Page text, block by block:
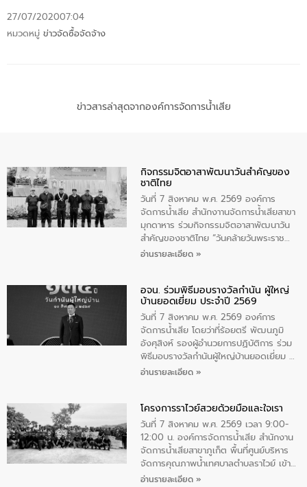
27/07/202007:04
หมวดหมู่ ข่าวจัดซื้อจัดจ้าง
ข่าวสารล่าสุดจากองค์การจัดการน้ำเสีย
กิจกรรมจิตอาสาพัฒนาวันสําคัญของ
ชาติไทย
วันที่ 7 สิงหาคม พ.ศ. 2569 องค์การ
จัดการน้ำเสีย สำนักงาานจัดการน้ำเสียสาขา
มุกดาหาร ร่วมกิจกรรมจิตอาสาพัฒนาวัน
สําคัญของชาติไทย “วันคล้ายวันพระราช
สมภพ สมเด็จพระนางเจ้าสิริกิติ์พระบรม
ทิพย์คำ รองผู้ว่าราชการจังหวัดมุกดาหาร
เป็นประธานในพิธี ณ เรือนจําชั่วคราวนาโสก
ตําบลนาโสก อําเภอเมืองมุกดาหาร จังหวัด
มุกดาหาร โดยในกิจกรรมได้ร่วมปลูกป่า และ
ทําความสะอาดภายในบริเวณ จัดกิจกรรม
เพื่อถวายเป็นพระราชกุศล สมเด็จพระนาง
เจ้าสิริกิติ์พระบรมราชินีนาถ พระบรมราช
อ่านรายละเอียด »
อจน. ร่วมพิธีมอบรางวัลกำนัน ผู้ใหญ่
บ้านยอดเยี่ยม ประจำปี 2569
วันที่ 7 สิงหาคม พ.ศ. 2569 องค์การ
จัดการน้ำเสีย โดยว่าที่ร้อยตรี พัฒนภูมิ
อังศุสิงห์ รองผู้อำนวยการปฏิบัติการ ร่วม
พิธีมอบรางวัลกำนันผู้ใหญ่บ้านยอดเยี่ยม ณ
ทำเนียบรัฐบาล โดยมีนายอนุทิน ชาญวีรกูล
ทองคำและประกาศเกียรติคุณให้แก่ กำนัน
ผู้ใหญ่บ้านยอดเยี่ยม พร้อมกล่าวชื่นชม ให้
โอวาท และมอบนโยบาย
อ่านรายละเอียด »
โครงการราไวย์สวยด้วยมือและใจเรา
วันที่ 7 สิงหาคม พ.ศ. 2569 เวลา 9:00-
12:00 น. องค์การจัดการน้ำเสีย สำนักงาน
จัดการน้ำเสียสาขาภูเก็ต พื้นที่ศูนย์บริหาร
จัดการคุณภาพน้ำเทศบาลตำบลราไวย์ เข้า
ร่วมโครงการราไวย์สวยด้วยมือและใจเรา
อ่านรายละเอียด »